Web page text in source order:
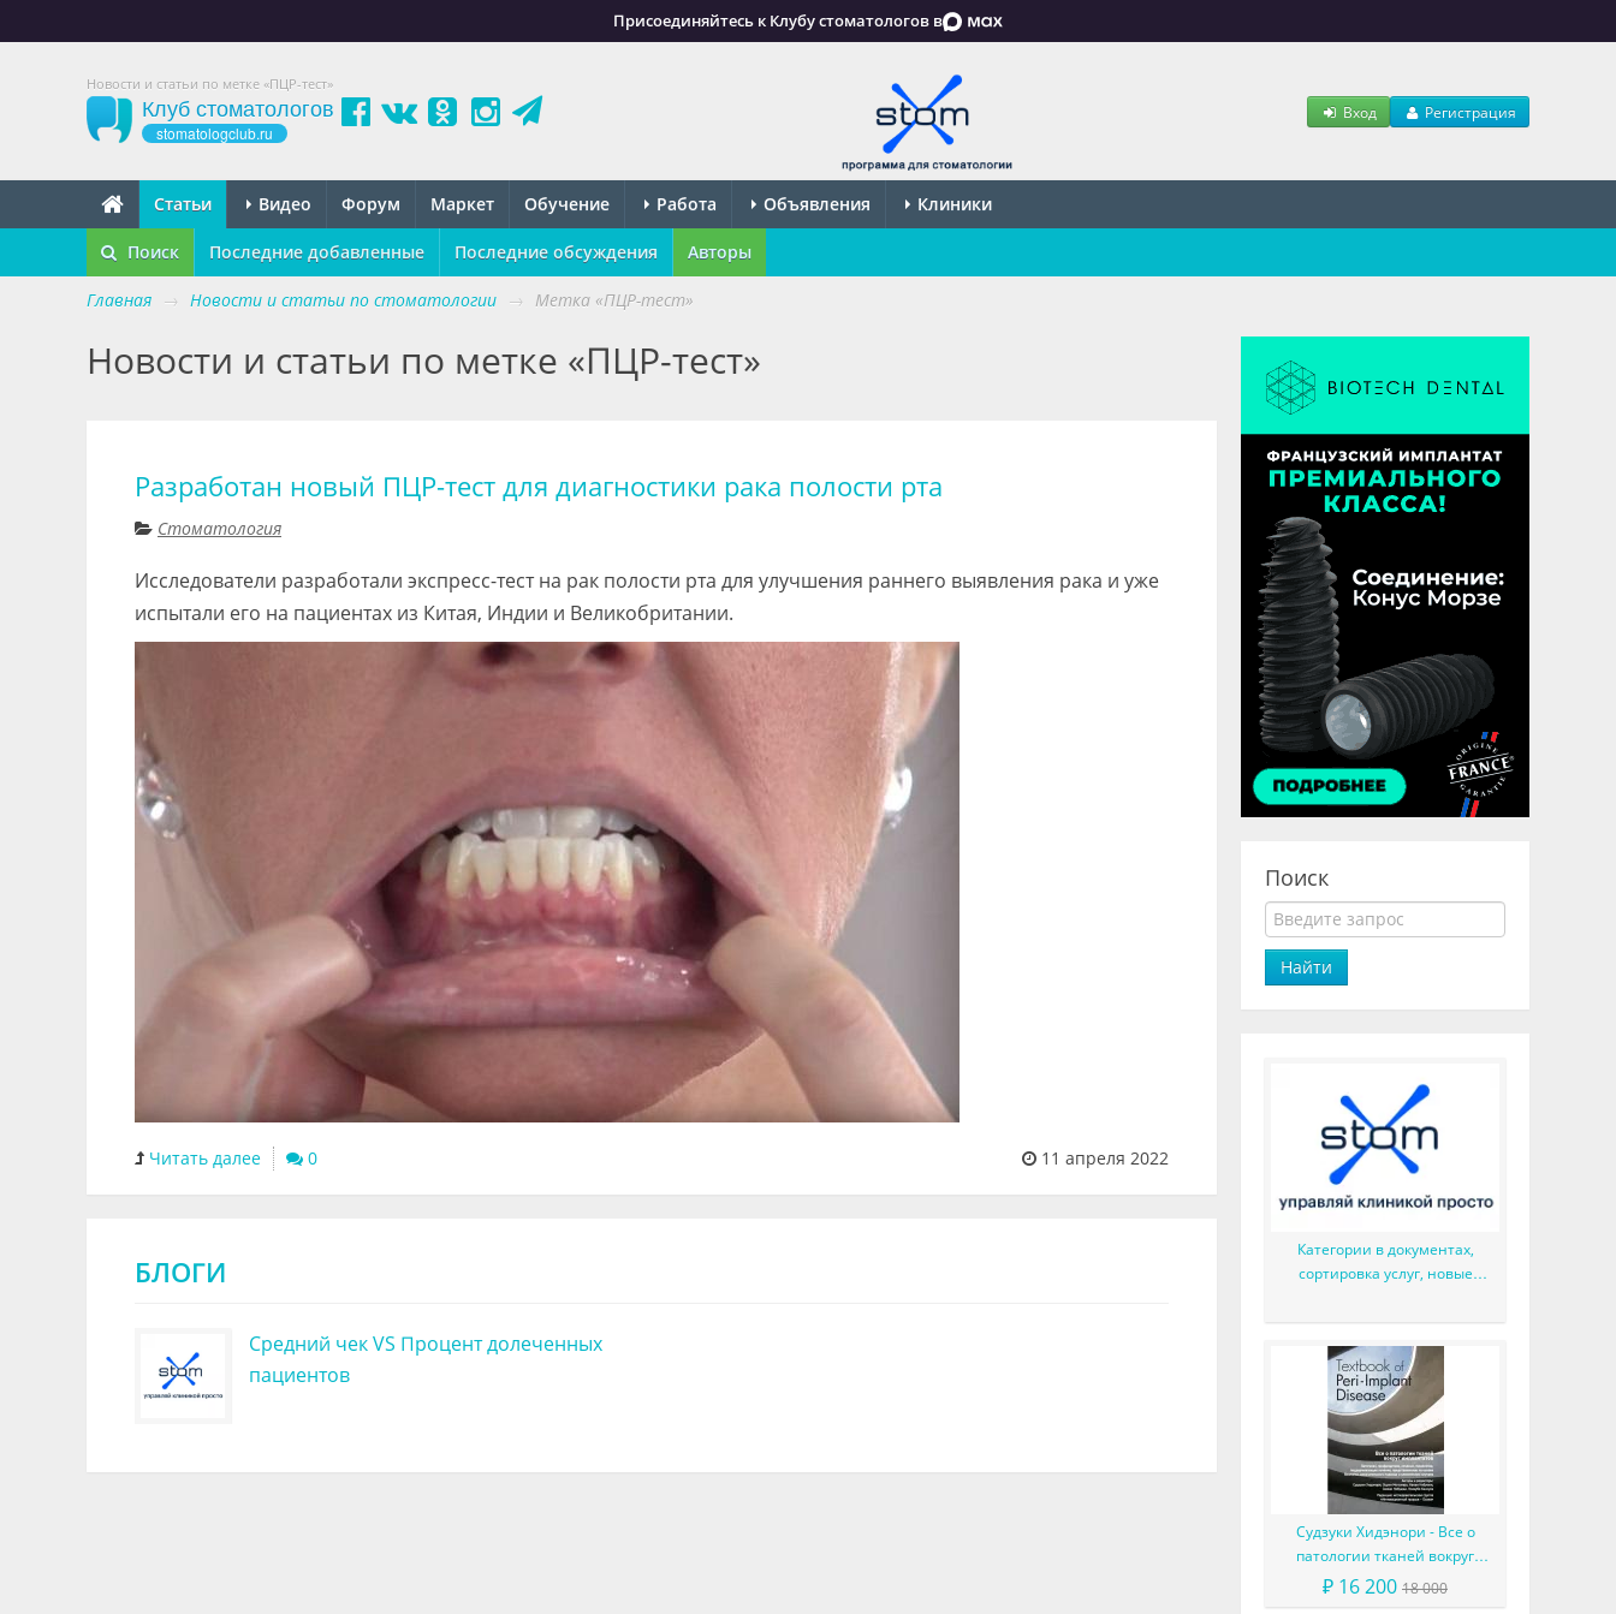
Присоединяйтесь к Клубу стоматологов в
Новости и статьи по метке «ПЦР-тест»
Клуб стоматологов
stomatologclub.ru
Вход Регистрация
Статьи Видео Форум Маркет Обучение Работа Объявления Клиники
Поиск Последние добавленные Последние обсуждения Авторы
Главная → Новости и статьи по стоматологии → Метка «ПЦР-тест»
Новости и статьи по метке «ПЦР-тест»
Разработан новый ПЦР-тест для диагностики рака полости рта
Стоматология
Исследователи разработали экспресс-тест на рак полости рта для улучшения раннего выявления рака и уже
испытали его на пациентах из Китая, Индии и Великобритании.
Читать далее 0 11 апреля 2022
БЛОГИ
Средний чек VS Процент долеченных
пациентов
Поиск
Найти
Категории в документах,
сортировка услуг, новые
другое
Судзуки Хидэнори - Все о
патологии тканей вокруг
имплантатов
₽ 16 200 18 000